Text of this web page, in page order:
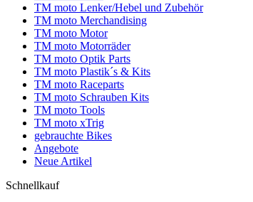
TM moto Lenker/Hebel und Zubehör
TM moto Merchandising
TM moto Motor
TM moto Motorräder
TM moto Optik Parts
TM moto Plastik´s & Kits
TM moto Raceparts
TM moto Schrauben Kits
TM moto Tools
TM moto xTrig
gebrauchte Bikes
Angebote
Neue Artikel
Schnellkauf